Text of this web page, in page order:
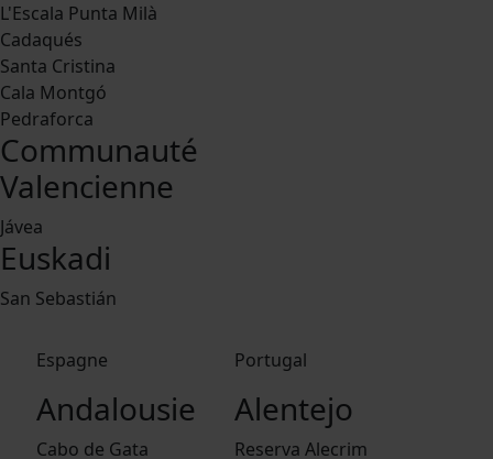
L'Escala Punta Milà
Cadaqués
Santa Cristina
Cala Montgó
Pedraforca
Communauté
Valencienne
Jávea
Euskadi
San Sebastián
Espagne
Andalousie
Cabo de Gata
Portugal
Alentejo
Reserva Alecrim